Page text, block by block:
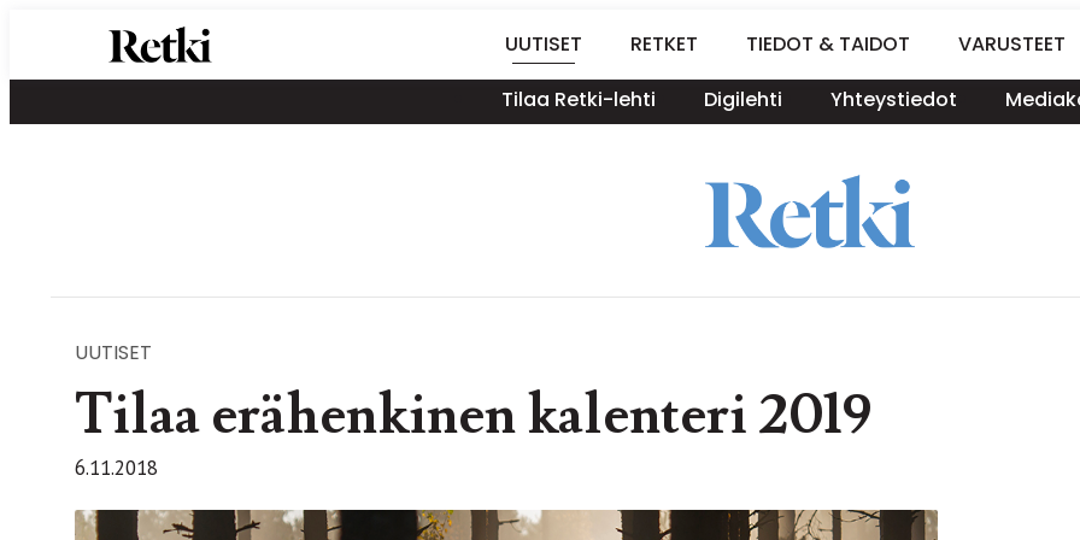
sisältöön
Retki-lehti
Retkeily,
vaellus,
UUTISET RETKET TIEDOT & TAIDOT VARUSTEET
Tilaa Retki-lehti
Digilehti Yhteystiedot
UUTISET
Tilaa erähenkinen kalenteri 2019
6.11.2018